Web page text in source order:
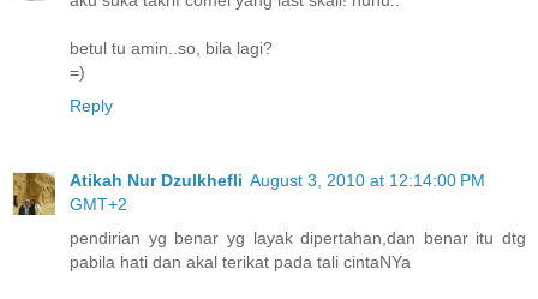
betul tu amin..so, bila lagi?
=)
Reply
Atikah Nur Dzulkhefli August 3, 2010 at 12:14:00 PM
GMT+2
pendirian yg benar yg layak dipertahan,dan benar itu dtg
pabila hati dan akal terikat pada tali cintaNYa